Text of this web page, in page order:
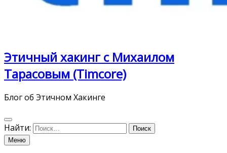
Этичный хакинг с Михаилом
Тарасовым (Timcore)
Блог об Этичном Хакинге
Найти:
Меню